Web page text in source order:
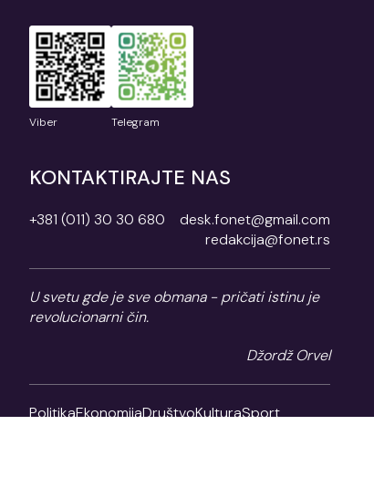
Viber Telegram
KONTAKTIRAJTE NAS
+381 (011) 30 30 680
desk.fonet@gmail.com
redakcija@fonet.rs
U svetu gde je sve obmana - pričati istinu je
revolucionarni čin.
Džordž Orvel
PolitikaEkonomijaDruštvoKulturaSport